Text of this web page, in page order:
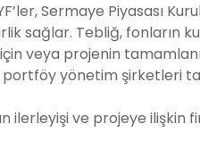
Sermaye Piyasası
sağlar. Tebliğ, fonların
veya projenin
yönetim şirketleri
ilerleyişi ve projeye ilişkin